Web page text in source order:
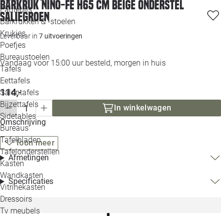
Fauteuils
Barkrukken & -stoelen
Krukjes
Poefjes
Bureaustoelen
Tafels
Eettafels
Salontafels
Bijzettafels
Sidetables
Bureaus
Tafelbladen
Tafelonderstellen
Kasten
Wandkasten
Vitrinekasten
Dressoirs
Tv meubels
Barkruk Nino-Fé H65 cm beige onderstel
saliegroen
Leverbaar in 7 uitvoeringen
Vandaag voor 15:00 uur besteld, morgen in huis
114,-
In winkelwagen
Omschrijving
Toon meer
Afmetingen
Specificaties